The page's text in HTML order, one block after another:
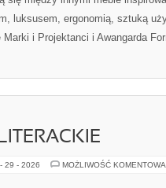
luksusem, ergonomią, sztuką
i Projektanci i Awangarda
29 - 2026 MOŻLIWOŚĆ